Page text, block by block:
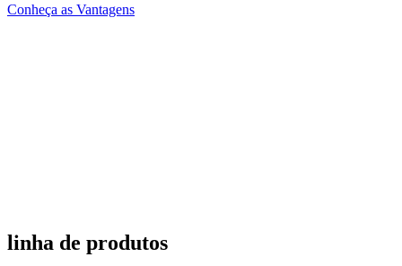
Conheça as Vantagens
linha de produtos